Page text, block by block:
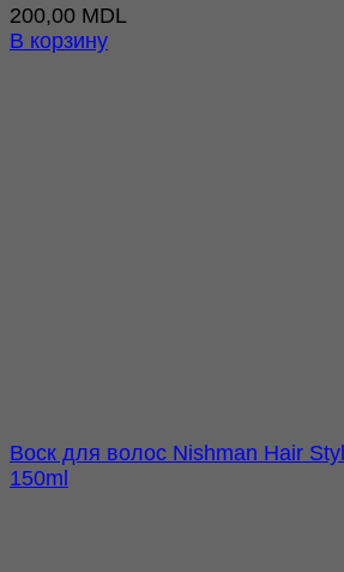
200,00 MDL
В корзину
Воск для волос Nishman Hair
150ml